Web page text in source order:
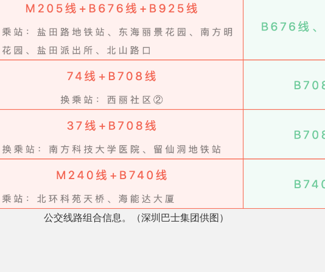
公交线路组合信息。 （深圳巴士集团供图）